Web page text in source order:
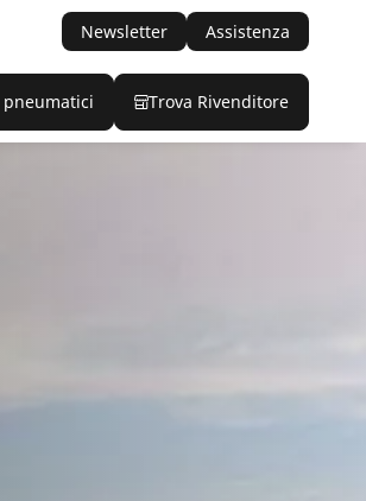
Newsletter Assistenza
Trova Rivenditore